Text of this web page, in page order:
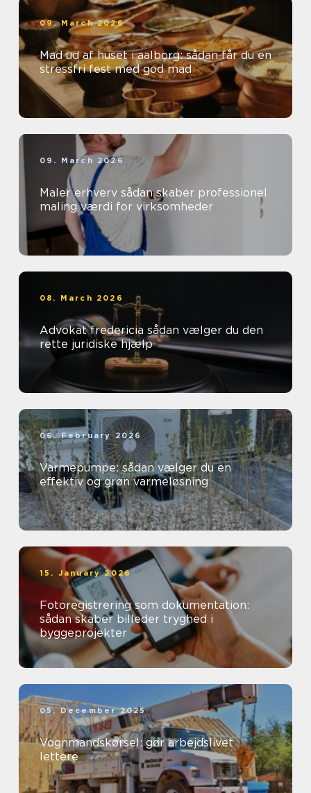
09. March 2026
Mad ud af huset i aalborg: sådan får du en
stressfri fest med god mad
09. March 2026
Maler erhverv sådan skaber professionel
maling værdi for virksomheder
08. March 2026
Advokat fredericia sådan vælger du den
rette juridiske hjælp
06. February 2026
Varmepumpe: sådan vælger du en
effektiv og grøn varmeløsning
15. January 2026
Fotoregistrering som dokumentation:
sådan skaber billeder tryghed i
byggeprojekter
05. December 2025
Vognmandskørsel: gør arbejdslivet
lettere